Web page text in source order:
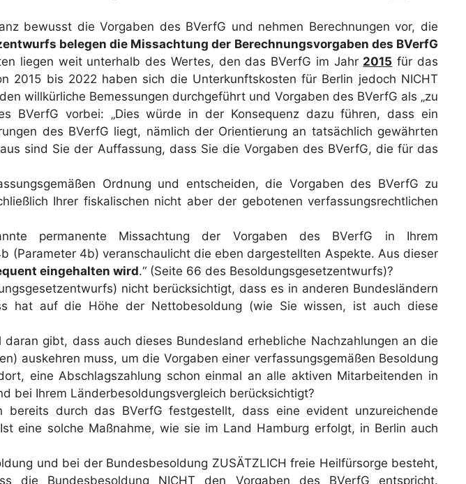
bewusst die Vorgaben des BVerfG und nehmen Berechnungen vor, die
belegen die Missachtung der Berechnungsvorgaben des BVerfG
liegen weit unterhalb des Wertes, den das BVerfG im Jahr 2015 für das
2015 bis 2022 haben sich die Unterkunftskosten für Berlin jedoch NICHT
willkürliche Bemessungen durchgeführt und Vorgaben des BVerfG als „zu
BVerfG vorbei: „Dies würde in der Konsequenz dazu führen, dass ein
des BVerfG liegt, nämlich der Orientierung an tatsächlich gewährten
sind Sie der Auffassung, dass Sie die Vorgaben des BVerfG, die für das
Ordnung und entscheiden, die Vorgaben des BVerfG zu
Ihrer fiskalischen nicht aber der gebotenen verfassungsrechtlichen
permanente Missachtung der Vorgaben des BVerfG in Ihrem
(Parameter 4b) veranschaulicht die eben dargestellten Aspekte. Aus dieser
eingehalten wird.“ (Seite 66 des Besoldungsgesetzentwurfs)?
nicht berücksichtigt, dass es in anderen Bundesländern
hat auf die Höhe der Nettobesoldung (wie Sie wissen, ist auch diese
gibt, dass auch dieses Bundesland erhebliche Nachzahlungen an die
auskehren muss, um die Vorgaben einer verfassungsgemäßen Besoldung
eine Abschlagszahlung schon einmal an alle aktiven Mitarbeitenden in
bei Ihrem Länderbesoldungsvergleich berücksichtigt?
durch das BVerfG festgestellt, dass eine evident unzureichende
eine solche Maßnahme, wie sie im Land Hamburg erfolgt, in Berlin auch
und bei der Bundesbesoldung ZUSÄTZLICH freie Heilfürsorge besteht,
die Bundesbesoldung NICHT den Vorgaben des BVerfG entspricht.